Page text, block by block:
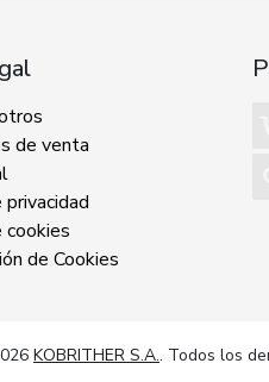
de venta
cookies
de Cookies
KOBRITHER S.A.. Todos los